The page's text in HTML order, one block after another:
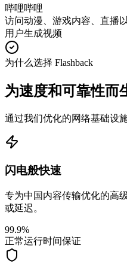
哔哩哔哩
访问动漫、游戏内容、直播
用户生成视频
为什么选择 Flashback
为速度和可靠性而
通过我们优化的网络基础设
闪电般快速
专为中国内容传输优化的高
或延迟。
99.9%
正常运行时间保证